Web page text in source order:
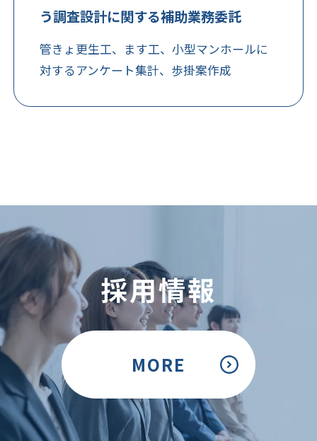
う調査設計に関する補助業務委託
管きょ更生工、ます工、小型マンホールに
対するアンケート集計、歩掛案作成
採用情報
MORE